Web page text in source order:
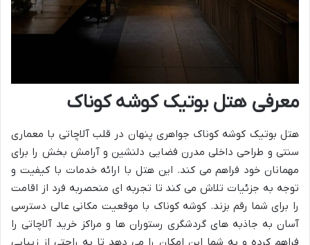
معرفی هتل بوتیک کوشه کوناک
هتل بوتیک کوشه کوناک جواهری پنهان در قلب آلاچاتی با معماری
سنتی و طراحی داخلی مدرن فضایی دلنشین و آرامش بخش را برای
مهمانان خود فراهم می کند. این هتل با ارائه خدمات با کیفیت و
توجه به جزئیات تلاش می کند تا تجربه ای منحصربه فرد از اقامت
را برای شما رقم بزند. کوشه کوناک با موقعیت مکانی عالی دسترسی
آسان به جاذبه های گردشگری رستوران ها و مراکز خرید آلاچاتی را
فراهم کرده و به شما این امکان را می دهد تا به راحتی از زیبایی